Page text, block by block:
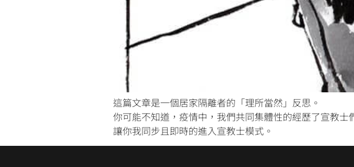
這篇文章是一個居家隔離者的「理所當然」反思。
你可能不知道，疫情中，我們共同集體性的經歷了宣教
讓你我同步且即時的進入宣教士模式。